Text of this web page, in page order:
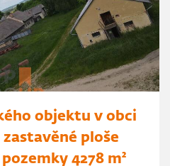
objektu v obci
ploše
4278 m²